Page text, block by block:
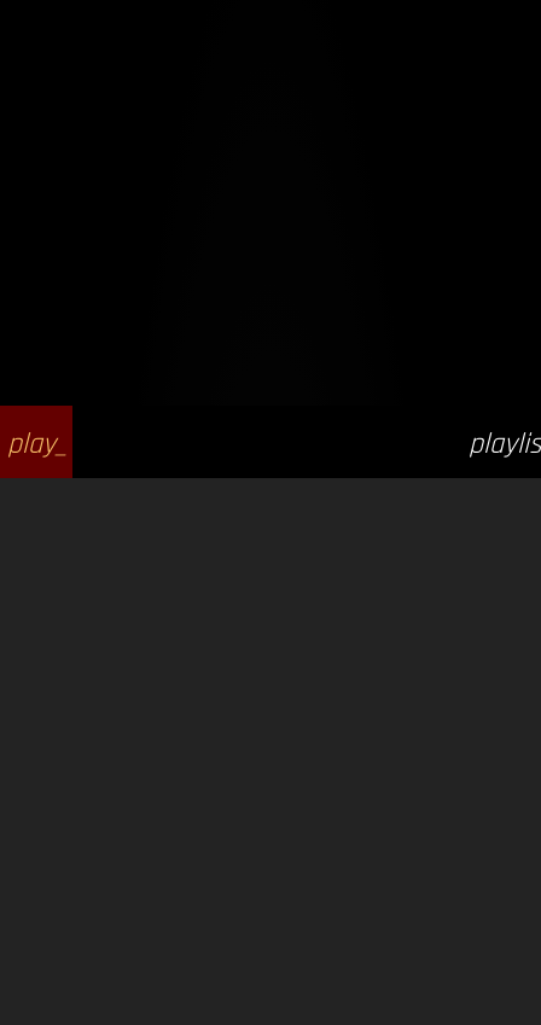
play_
playlis